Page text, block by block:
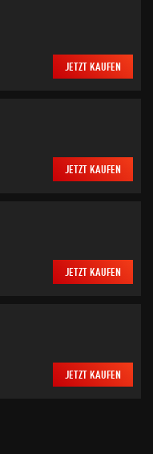
JETZT KAUFEN
JETZT KAUFEN
JETZT KAUFEN
JETZT KAUFEN